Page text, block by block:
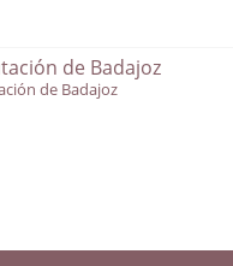
de Badajoz
de Badajoz